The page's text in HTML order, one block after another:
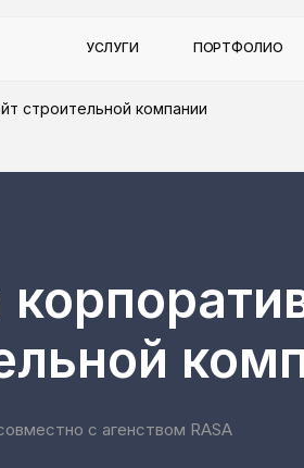
ПОРТФОЛИО
УСЛУГИ
строительной компании
с агенством RASA